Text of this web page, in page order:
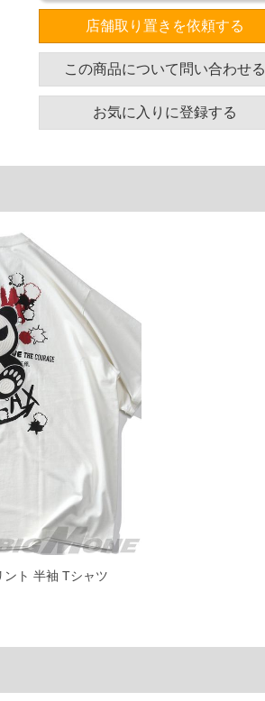
を左胸に刺繍で配置し、右裾にはロゴアイコン
バックにはいつもの「BWパンダ」をダイナミ
胸囲 着丈
また、お客様がご使用の環境（コンピュータ画
います。予めご了承ください。
ズ表記と異なる場合があります。お取り扱い前に
りますので店頭での売り違い、店舗からのお取り
場合がございます。そのようなことがない様最大
連絡させて頂きますので予めご了承ください。
象商品は1本につき税込6,000円以上の品が対象。
す。）
ざいます。
で、予めご了承下さい。
：裾にファスナーや調節ひもが付いている、極
不可とさせて頂いております。予めご了承くださ
店舗取り置きを依頼する
この商品について問い合わせる
お気に入りに登録する
ント 半袖 Tシャツ